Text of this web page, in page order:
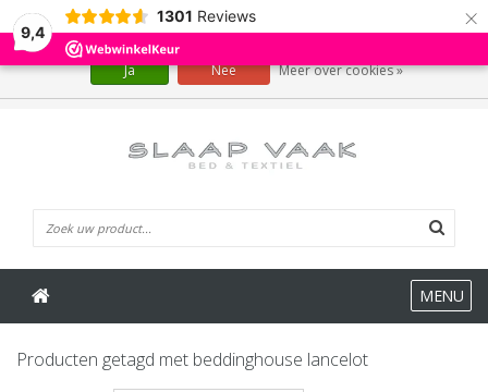
9,4
1301 Reviews ×
MENU
Producten getagd met beddinghouse lancelot
Wij slaan cookies op om onze website te verbeteren. Is dat akkoord?
Ja Nee Meer over cookies »